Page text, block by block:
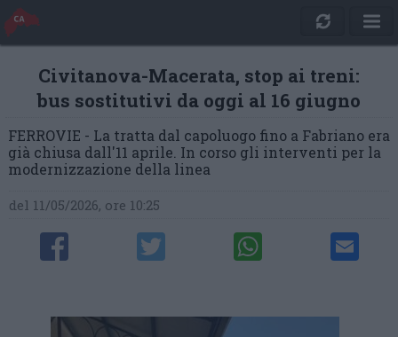
Civitanova-Macerata, stop ai treni:
bus sostitutivi da oggi al 16 giugno
FERROVIE - La tratta dal capoluogo fino a Fabriano era
già chiusa dall'11 aprile. In corso gli interventi per la
modernizzazione della linea
del 11/05/2026, ore 10:25